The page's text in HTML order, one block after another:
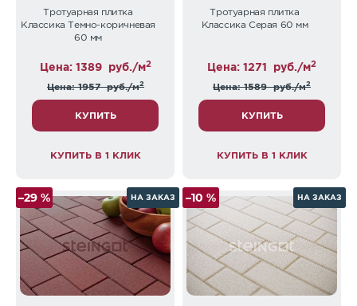
Тротуарная плитка
Классика Темно-коричневая
60 мм
Цена: 1389 руб./м2
Цена: 1957руб./м2
КУПИТЬ
КУПИТЬ В 1 КЛИК
Тротуарная плитка
Классика Серая 60 мм
Цена: 1271 руб./м2
Цена: 1589руб./м2
КУПИТЬ
КУПИТЬ В 1 КЛИК
–29 % НА ЗАКАЗ –10 % НА ЗАКАЗ